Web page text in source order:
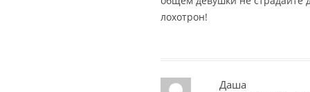
лохотрон!
Даша